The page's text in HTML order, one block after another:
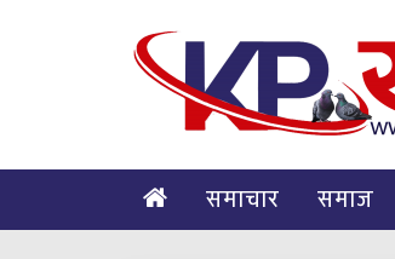
समाचार समाज